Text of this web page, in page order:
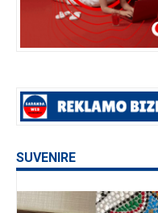
SUVENIRE